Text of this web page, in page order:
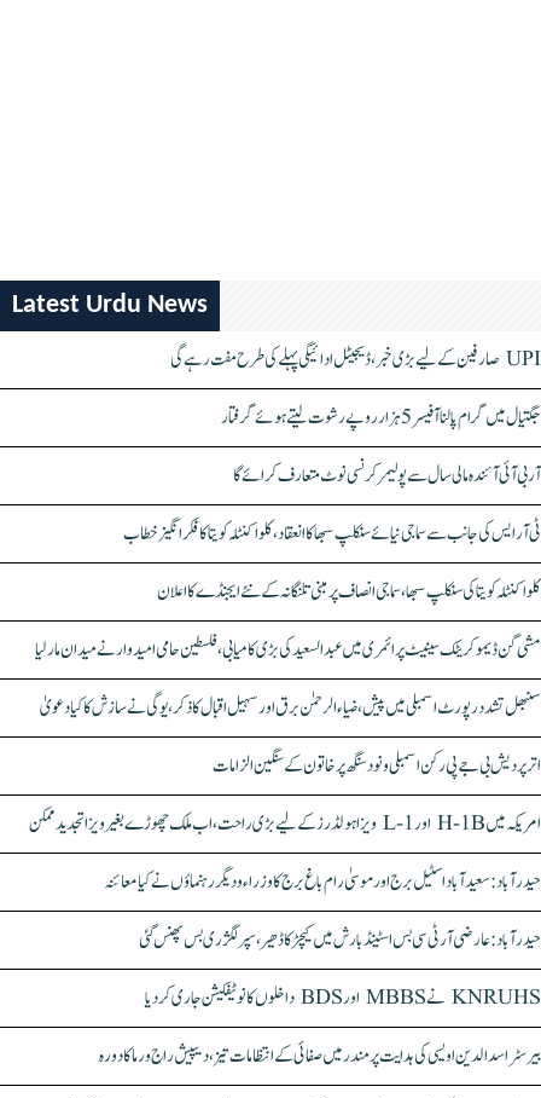
Latest Urdu News
UPI صارفین کے لیے بڑی خبر، ڈیجیٹل ادائیگی پہلے کی طرح مفت رہے گی
جگتیال میں گرام پالنا آفیسر 5 ہزار روپے رشوت لیتے ہوئے گرفتار
آر بی آئی آئندہ مالی سال سے پولیمر کرنسی نوٹ متعارف کرائے گا
ٹی آر ایس کی جانب سے سماجی نیائے سنکلپ سبھا کا انعقاد، کلواکنٹلہ کویتا کا فکر انگیز خطاب
کلواکنٹلہ کویتا کی سنکلپ سبھا، سماجی انصاف پر مبنی تلنگانہ کے نئے ایجنڈے کا اعلان
مشی گن ڈیموکریٹک سینیٹ پرائمری میں عبدالسعید کی بڑی کامیابی، فلسطین حامی امیدوار نے میدان مار لیا
سنبھل تشدد رپورٹ اسمبلی میں پیش، ضیاء الرحمٰن برق اور سہیل اقبال کا ذکر، یوگی نے سازش کا کیا دعویٰ
اتر پردیش بی جے پی رکن اسمبلی ونود سنگھ پر خاتون کے سنگین الزامات
امریکہ میں H-1B اور L-1 ویزا ہولڈرز کے لیے بڑی راحت، اب ملک چھوڑے بغیر ویزا تجدید ممکن
حیدرآباد: سعیدآباد اسٹیل برج اور موسیٰ رام باغ برج کا وزراء و دیگر رہنماؤں نے کیا معائنہ
حیدرآباد: عارضی آر ٹی سی بس اسٹینڈ بارش میں کیچڑ کا ڈھیر، سپر لگژری بس پھنس گئی
KNRUHS نے MBBS اور BDS داخلوں کا نوٹیفکیشن جاری کر دیا
بیرسٹر اسدالدین اویسی کی ہدایت پر مندر میں صفائی کے انتظامات تیز، دیپیش راج ورما کا دورہ